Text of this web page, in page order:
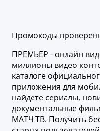
Промокоды
ПРЕМЬЕР - онлайн
миллионы видео
каталоге
приложения для
найдете сериалы,
документальные
МАТЧ ТВ. Получить